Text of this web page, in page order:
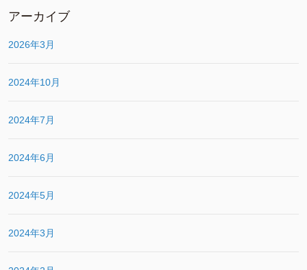
アーカイブ
2026年3月
2024年10月
2024年7月
2024年6月
2024年5月
2024年3月